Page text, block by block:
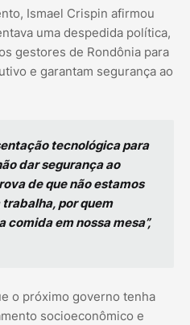
Ismael Crispin afirmou
uma despedida política,
gestores de Rondônia para
e garantam segurança ao
tecnológica para
dar segurança ao
de que não estamos
por quem
em nossa mesa”,
o próximo governo tenha
socioeconômico e